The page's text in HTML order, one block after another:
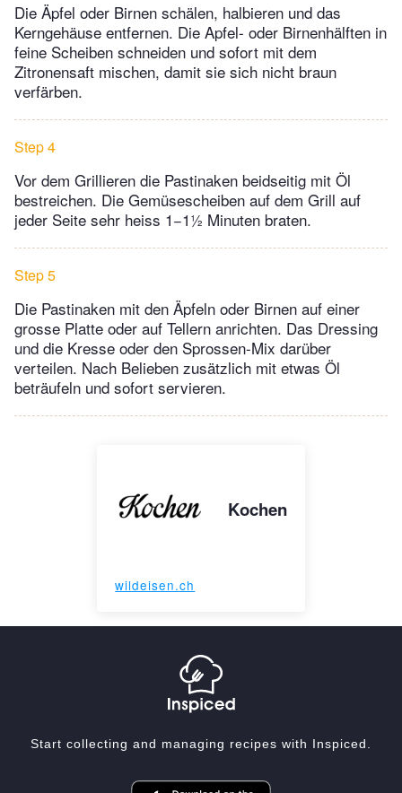
Die Äpfel oder Birnen schälen, halbieren und das
Kerngehäuse entfernen. Die Apfel- oder Birnenhälften in
feine Scheiben schneiden und sofort mit dem
Zitronensaft mischen, damit sie sich nicht braun
verfärben.
Step 4
Vor dem Grillieren die Pastinaken beidseitig mit Öl
bestreichen. Die Gemüsescheiben auf dem Grill auf
jeder Seite sehr heiss 1−1½ Minuten braten.
Step 5
Die Pastinaken mit den Äpfeln oder Birnen auf einer
grosse Platte oder auf Tellern anrichten. Das Dressing
und die Kresse oder den Sprossen-Mix darüber
verteilen. Nach Belieben zusätzlich mit etwas Öl
beträufeln und sofort servieren.
Kochen
wildeisen.ch
Start collecting and managing recipes with Inspiced.